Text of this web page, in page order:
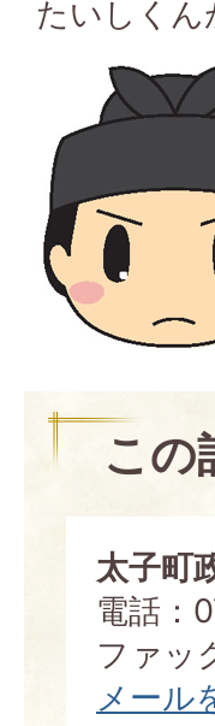
たいしくん
この
太子町
電話：
ファッ
メール